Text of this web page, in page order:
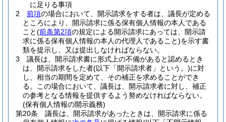
に足りる事項
2
前項の場合において、開示請求をする者は、議長が定める
ところにより、開示請求に係る保有個人情報の本人である
こと(前条第2項の規定による開示請求にあっては、開示請
求に係る保有個人情報の本人の代理人であること)を示す書
類を提示し、又は提出しなければならない。
3
議長は、開示請求書に形式上の不備があると認めるとき
は、開示請求をした者(以下「開示請求者」という。)に対
し、相当の期間を定めて、その補正を求めることができ
る。
この場合において、議長は、開示請求者に対し、補正
の参考となる情報を提供するよう努めなければならない。
(保有個人情報の開示義務)
第20条
議長は、開示請求があったときは、開示請求に係る